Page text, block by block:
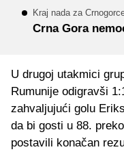
Kraj nada za
Crna Gora
U drugoj utakmici
Rumunije odigravši
zahvaljujući golu
da bi gosti u 88.
postavili konačan